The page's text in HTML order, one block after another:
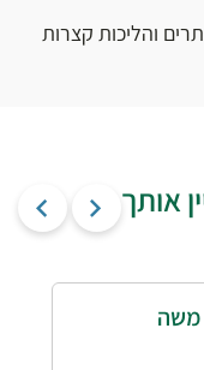
והליכות קצרות
אותך
משה